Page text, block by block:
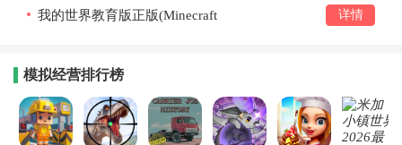
我的世界教育版正版(Minecraft
详情
模拟经营排行榜